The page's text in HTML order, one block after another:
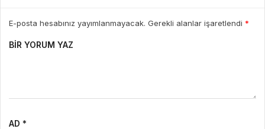
E-posta hesabınız yayımlanmayacak. Gerekli alanlar işaretlendi *
BIR YORUM YAZ
AD *